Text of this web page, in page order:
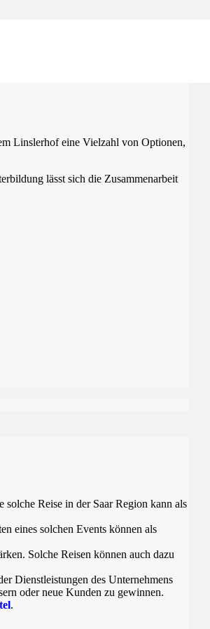
Linslerhof eine Vielzahl von Optionen,
lässt sich die Zusammenarbeit
Reise in der Saar Region kann als
eines solchen Events können als
Solche Reisen können auch dazu
Dienstleistungen des Unternehmens
oder neue Kunden zu gewinnen.
.